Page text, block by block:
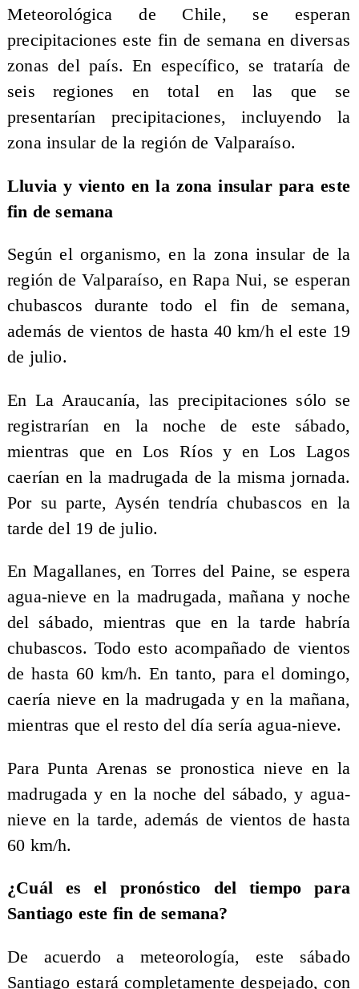
Meteorológica de Chile, se esperan
precipitaciones este fin de semana en diversas
zonas del país. En específico, se trataría de
seis regiones en total en las que se
presentarían precipitaciones, incluyendo la
zona insular de la región de Valparaíso.
Lluvia y viento en la zona insular para este
fin de semana
Según el organismo, en la zona insular de la
región de Valparaíso, en Rapa Nui, se esperan
chubascos durante todo el fin de semana,
además de vientos de hasta 40 km/h el este 19
de julio.
En La Araucanía, las precipitaciones sólo se
registrarían en la noche de este sábado,
mientras que en Los Ríos y en Los Lagos
caerían en la madrugada de la misma jornada.
Por su parte, Aysén tendría chubascos en la
tarde del 19 de julio.
En Magallanes, en Torres del Paine, se espera
agua-nieve en la madrugada, mañana y noche
del sábado, mientras que en la tarde habría
chubascos. Todo esto acompañado de vientos
de hasta 60 km/h. En tanto, para el domingo,
caería nieve en la madrugada y en la mañana,
mientras que el resto del día sería agua-nieve.
Para Punta Arenas se pronostica nieve en la
madrugada y en la noche del sábado, y agua-
nieve en la tarde, además de vientos de hasta
60 km/h.
¿Cuál es el pronóstico del tiempo para
Santiago este fin de semana?
De acuerdo a meteorología, este sábado
Santiago estará completamente despejado, con